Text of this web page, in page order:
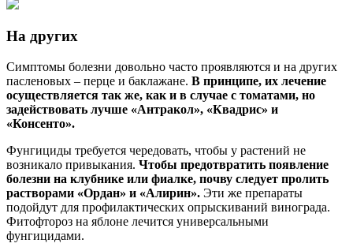
На других
Симптомы болезни довольно часто проявляются и на других
пасленовых – перце и баклажане. В принципе, их лечение
осуществляется так же, как и в случае с томатами, но
задействовать лучше «Антракол», «Квадрис» и
«Консенто».
Фунгициды требуется чередовать, чтобы у растений не
возникало привыкания. Чтобы предотвратить появление
болезни на клубнике или фиалке, почву следует пролить
растворами «Ордан» и «Алирин». Эти же препараты
подойдут для профилактических опрыскиваний винограда.
Фитофтороз на яблоне лечится универсальными
фунгицидами.